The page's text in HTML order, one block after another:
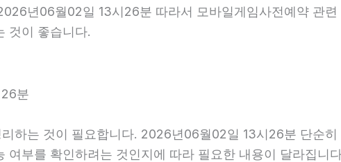
년06월02일 13시26분 따라서 모바일게임사전예약 관
것이 좋습니다.
분
하는 것이 필요합니다. 2026년06월02일 13시26분 단순
부를 확인하려는 것인지에 따라 필요한 내용이 달라집니